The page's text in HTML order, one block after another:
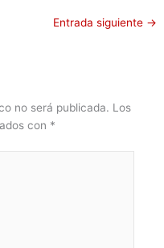
Entrada siguiente →
no será publicada. Los
con *